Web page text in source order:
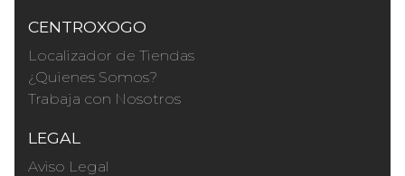
CENTROXOGO
Localizador de Tiendas
¿Quienes Somos?
Trabaja con Nosotros
LEGAL
Aviso Legal